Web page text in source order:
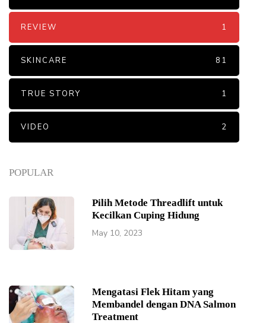
POPULAR
Pilih Metode Threadlift untuk
Kecilkan Cuping Hidung
May 10, 2023
Mengatasi Flek Hitam yang
Membandel dengan DNA Salmon
Treatment
REVIEW 1
SKINCARE 81
TRUE STORY 1
VIDEO 2